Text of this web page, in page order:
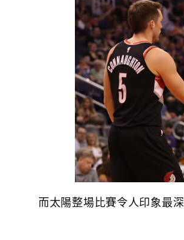
而太陽整場比賽令人印象最